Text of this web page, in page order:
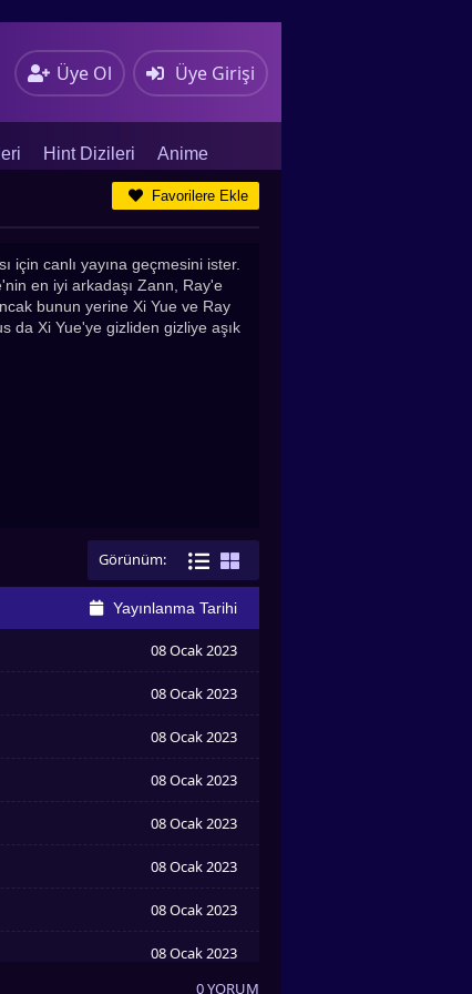
Üye Ol Üye Girişi
Hint Dizileri Anime
Favorilere Ekle
için canlı yayına geçmesini ister.
en iyi arkadaşı Zann, Ray'e
bunun yerine Xi Yue ve Ray
da Xi Yue'ye gizliden gizliye aşık
Görünüm:
Yayınlanma Tarihi
08 Ocak 2023
08 Ocak 2023
08 Ocak 2023
08 Ocak 2023
08 Ocak 2023
08 Ocak 2023
08 Ocak 2023
08 Ocak 2023
0 YORUM